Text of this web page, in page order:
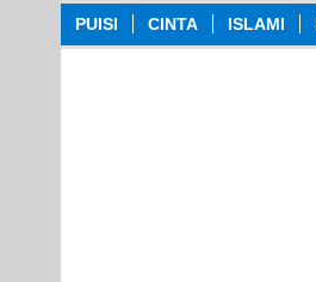
PUISI CINTA ISLAMI